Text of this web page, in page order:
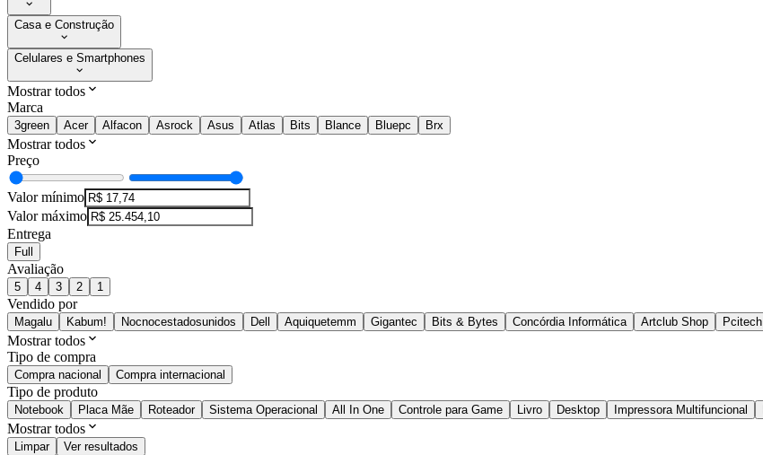
Casa e Construção
Celulares e Smartphones
Mostrar todos
Marca
3green Acer Alfacon Asrock Asus Atlas Bits Blance Bluepc Brx
Mostrar todos
Preço
Valor mínimo
Valor máximo
Entrega
Full
Avaliação
5 4 3 2 1
Vendido por
Magalu Kabum! Nocnocestadosunidos Dell Aquiquetemm Gigantec Bits & Bytes Concórdia Informática Artclub Shop Pcitech
Mostrar todos
Tipo de compra
Compra nacional Compra internacional
Tipo de produto
Notebook Placa Mãe Roteador Sistema Operacional All In One Controle para Game Livro Desktop Impressora Multifuncional
Mostrar todos
Limpar Ver resultados